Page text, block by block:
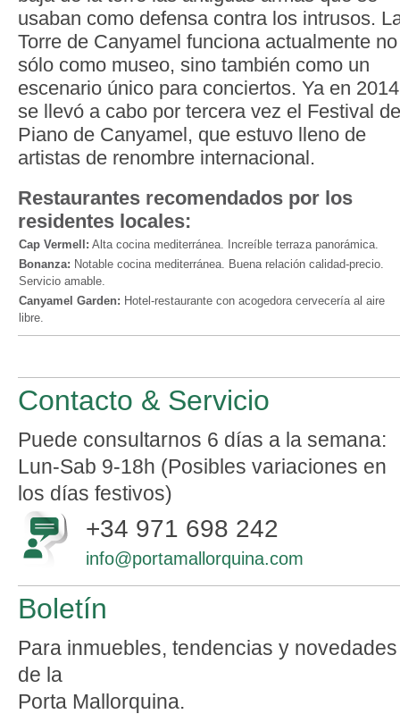
usaban como defensa contra los intrusos.
Torre de Canyamel funciona actualmente no
sólo como museo, sino también como un
escenario único para conciertos. Ya en 2014
se llevó a cabo por tercera vez el Festival de
Piano de Canyamel, que estuvo lleno de
artistas de renombre internacional.
Restaurantes recomendados por los
residentes locales:
Cap Vermell: Alta cocina mediterránea. Increíble terraza panorámica.
Bonanza: Notable cocina mediterránea. Buena relación calidad-precio.
Servicio amable.
Canyamel Garden: Hotel-restaurante con acogedora cervecería al aire
libre.
Contacto & Servicio
Puede consultarnos 6 días a la semana:
Lun-Sab 9-18h (Posibles variaciones en
los días festivos)
+34 971 698 242
info@portamallorquina.com
Boletín
Para inmuebles, tendencias y novedades
de la
Porta Mallorquina.